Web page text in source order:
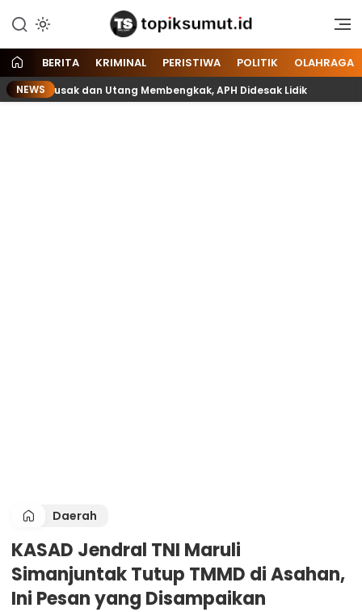
Topik Sumut
Memberitakan Seputar
dan Nasional
BERITA KRIMINAL PERISTIWA POLITIK OLAHRAGA
NEWS
Rusak dan Utang Membengkak, APH Didesak Lidik
Daerah
KASAD Jendral TNI Maruli
Simanjuntak Tutup TMMD di Asahan,
Ini Pesan yang Disampaikan